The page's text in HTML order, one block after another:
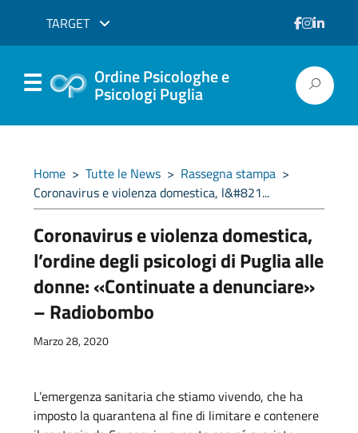
TARGET
Ordine Psicologhe e
Psicologi Puglia
Home > Tutte le News > Rassegna stampa >
Coronavirus e violenza domestica, l&#821...
Coronavirus e violenza domestica,
l’ordine degli psicologi di Puglia alle
donne: «Continuate a denunciare»
– Radiobombo
Marzo 28, 2020
L’emergenza sanitaria che stiamo vivendo, che ha
imposto la quarantena al fine di limitare e contenere